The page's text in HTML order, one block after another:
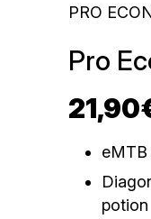
PRO
Pro
21,90
potion